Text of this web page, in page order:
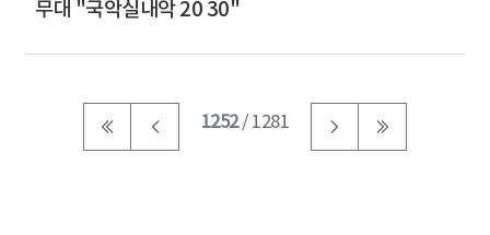
무대 "국악실내악 20 30"
1252/ 1281